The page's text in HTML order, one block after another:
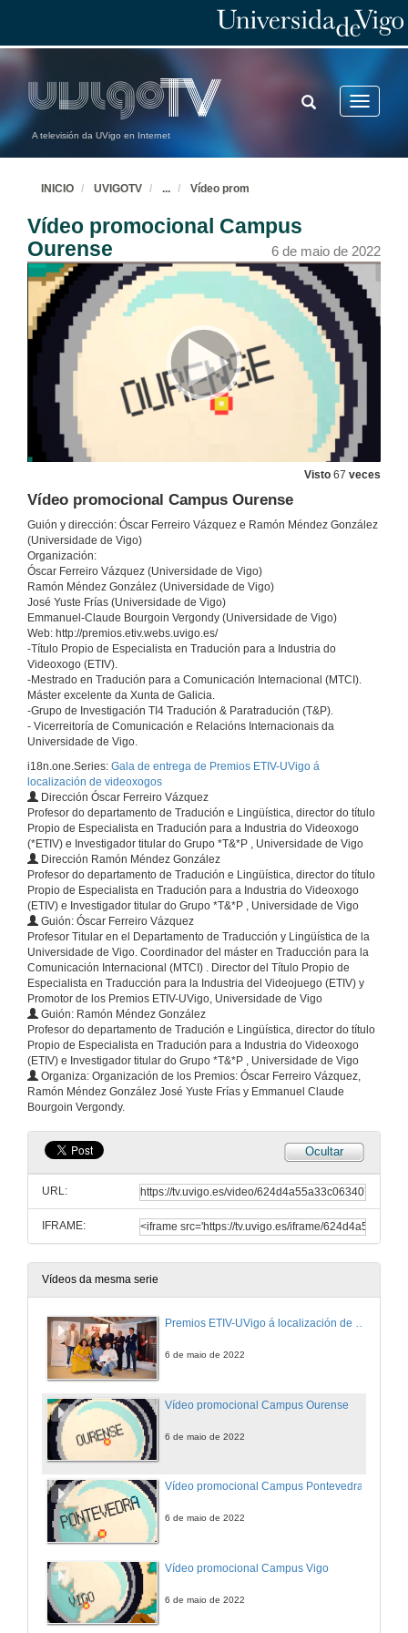
A televisión da UVigo en Internet
Toggle
TOGGLE
SEARCH
INICIO UVIGOTV ... Vídeo prom
Vídeo promocional Campus
Ourense
6 de maio de 2022
Visto 67 veces
Vídeo promocional Campus Ourense
Guión y dirección: Óscar Ferreiro Vázquez e Ramón Méndez González
(Universidade de Vigo)
Organización:
Óscar Ferreiro Vázquez (Universidade de Vigo)
Ramón Méndez González (Universidade de Vigo)
José Yuste Frías (Universidade de Vigo)
Emmanuel-Claude Bourgoin Vergondy (Universidade de Vigo)
Web: http://premios.etiv.webs.uvigo.es/
-Título Propio de Especialista en Tradución para a Industria do
Videoxogo (ETIV).
-Mestrado en Tradución para a Comunicación Internacional (MTCI).
Máster excelente da Xunta de Galicia.
-Grupo de Investigación TI4 Tradución & Paratradución (T&P).
- Vicerreitoría de Comunicación e Relacións Internacionais da
Universidade de Vigo.
i18n.one.Series: Gala de entrega de Premios ETIV-UVigo á
localización de videoxogos
Dirección Óscar Ferreiro Vázquez
Profesor do departamento de Tradución e Lingüística, director do título
Propio de Especialista en Tradución para a Industria do Videoxogo
(*ETIV) e Investigador titular do Grupo *T&*P , Universidade de Vigo
Dirección Ramón Méndez González
Profesor do departamento de Tradución e Lingüística, director do título
Propio de Especialista en Tradución para a Industria do Videoxogo
(ETIV) e Investigador titular do Grupo *T&*P , Universidade de Vigo
Guión: Óscar Ferreiro Vázquez
Profesor Titular en el Departamento de Traducción y Lingüística de la
Universidade de Vigo. Coordinador del máster en Traducción para la
Comunicación Internacional (MTCI) . Director del Título Propio de
Especialista en Traducción para la Industria del Videojuego (ETIV) y
Promotor de los Premios ETIV-UVigo, Universidade de Vigo
Guión: Ramón Méndez González
Profesor do departamento de Tradución e Lingüística, director do título
Propio de Especialista en Tradución para a Industria do Videoxogo
(ETIV) e Investigador titular do Grupo *T&*P , Universidade de Vigo
Organiza: Organización de los Premios: Óscar Ferreiro Vázquez,
Ramón Méndez González José Yuste Frías y Emmanuel Claude
Bourgoin Vergondy.
Ocultar
URL:
IFRAME:
Vídeos da mesma serie
Premios ETIV-UVigo á localización de videoxogos
6 de maio de 2022
Vídeo promocional Campus Ourense
6 de maio de 2022
Vídeo promocional Campus Pontevedra
6 de maio de 2022
Vídeo promocional Campus Vigo
6 de maio de 2022